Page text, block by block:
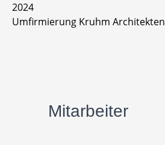
2024
Umfirmierung Kruhm Architekten
Mitarbeiter